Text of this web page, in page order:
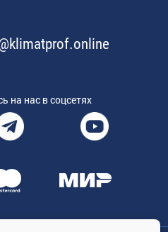
на нас в соцсетях